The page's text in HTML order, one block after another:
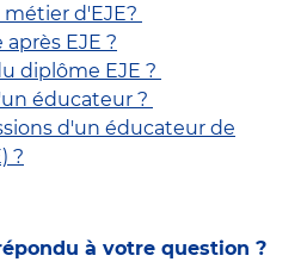
d'EJE?
EJE ?
diplôme EJE ?
éducateur ?
d'un éducateur de
?
à votre question ?